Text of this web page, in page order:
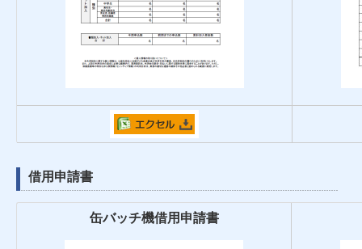
借用申請書
缶バッチ機借用申請書